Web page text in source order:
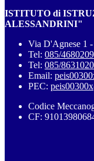
ISTITUTO di
ALESSANDRINI"
Via D'Agnese 1
Tel: 085/4680209
Tel: 085/8631020
Email:
PEC:
Codice
CF: